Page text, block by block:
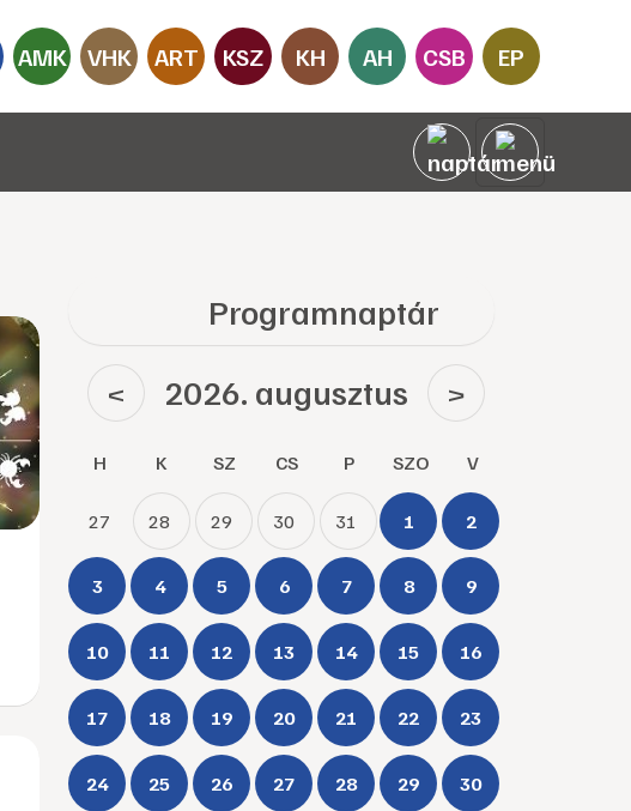
AMK VHK ART KSZ KH AH CSB EP
Programnaptár
< 2026. augusztus >
H K SZ CS P SZO V
27 28 29 30 31 1 2
3 4 5 6 7 8 9
10 11 12 13 14 15 16
17 18 19 20 21 22 23
24 25 26 27 28 29 30